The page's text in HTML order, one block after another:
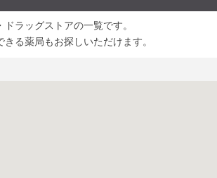
ラッグストアの一覧です。
る薬局もお探しいただけます。